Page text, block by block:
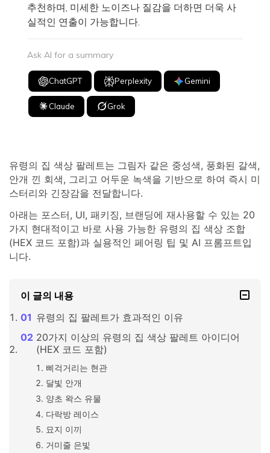
추천하며, 미세한 노이즈나 질감을 더하면 더욱 사
실적인 연출이 가능합니다.
Ask AI for a summary
ChatGPT Perplexity Gemini
Claude Grok
유령의 집 색상 팔레트는 그림자 같은 중성색, 풍화된 갈색,
안개 낀 회색, 그리고 어두운 녹색을 기반으로 하여 즉시 미
스터리와 긴장감을 전달합니다.
아래는 포스터, UI, 패키징, 브랜딩에 재사용할 수 있는 20
가지 현대적이고 바로 사용 가능한 유령의 집 색상 조합
(HEX 코드 포함)과 실용적인 페어링 팁 및 AI 프롬프트입
니다.
이 글의 내용
유령의 집 팔레트가 효과적인 이유
20가지 이상의 유령의 집 색상 팔레트 아이디어
(HEX 코드 포함)
삐걱거리는 현관
달빛 안개
양초 왁스 유물
다락방 레이스
묘지 이끼
거미줄 은빛